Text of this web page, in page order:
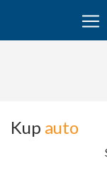
Kup auto